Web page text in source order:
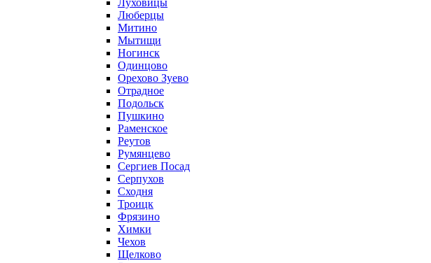
Луховицы
Люберцы
Митино
Мытищи
Ногинск
Одинцово
Орехово Зуево
Отрадное
Подольск
Пушкино
Раменское
Реутов
Румянцево
Сергиев Посад
Серпухов
Сходня
Троицк
Фрязино
Химки
Чехов
Щелково